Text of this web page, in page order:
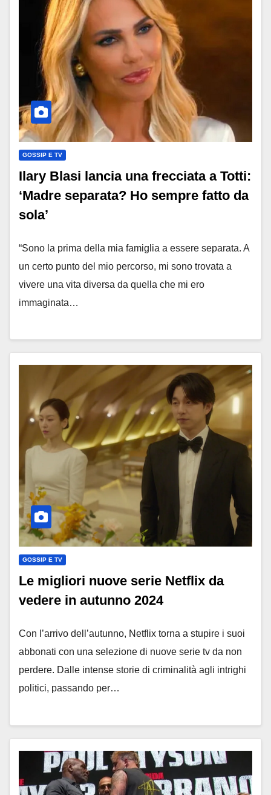
GOSSIP E TV
Ilary Blasi lancia una frecciata a Totti:
‘Madre separata? Ho sempre fatto da
sola’
“Sono la prima della mia famiglia a essere separata. A
un certo punto del mio percorso, mi sono trovata a
vivere una vita diversa da quella che mi ero
immaginata…
GOSSIP E TV
Le migliori nuove serie Netflix da
vedere in autunno 2024
Con l’arrivo dell’autunno, Netflix torna a stupire i suoi
abbonati con una selezione di nuove serie tv da non
perdere. Dalle intense storie di criminalità agli intrighi
politici, passando per…